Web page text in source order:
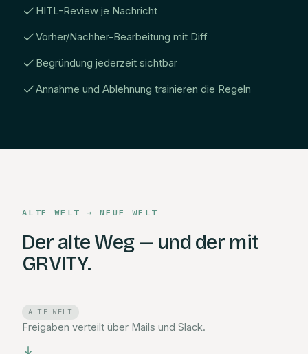
HITL-Review je Nachricht
Vorher/Nachher-Bearbeitung mit Diff
Begründung jederzeit sichtbar
Annahme und Ablehnung trainieren die Regeln
ALTE WELT → NEUE WELT
Der alte Weg — und der mit
GRVITY.
ALTE WELT
Freigaben verteilt über Mails und Slack.